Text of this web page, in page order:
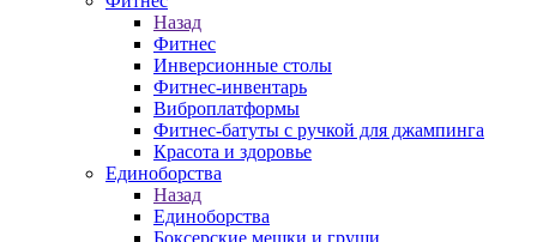
Назад
Фитнес
Инверсионные столы
Фитнес-инвентарь
Виброплатформы
Фитнес-батуты с ручкой для джампинга
Красота и здоровье
Единоборства
Назад
Единоборства
Боксерские мешки и груши